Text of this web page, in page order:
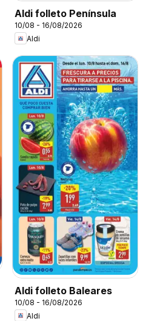
Aldi folleto Península
10/08 - 16/08/2026
Aldi
Aldi folleto Baleares
10/08 - 16/08/2026
Aldi